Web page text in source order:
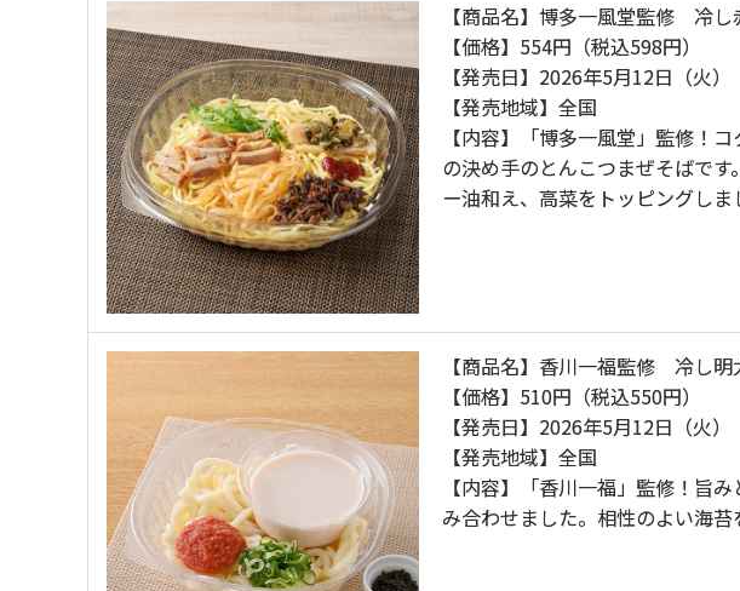
【商品名】博多一風堂監修 冷
【価格】554円（税込598円）
【発売日】2026年5月12日（火）
【発売地域】全国
【内容】「博多一風堂」監修！
の決め手のとんこつまぜそばで
ー油和え、高菜をトッピングしま
【商品名】香川一福監修 冷し明
【価格】510円（税込550円）
【発売日】2026年5月12日（火）
【発売地域】全国
【内容】「香川一福」監修！旨
み合わせました。相性のよい海苔